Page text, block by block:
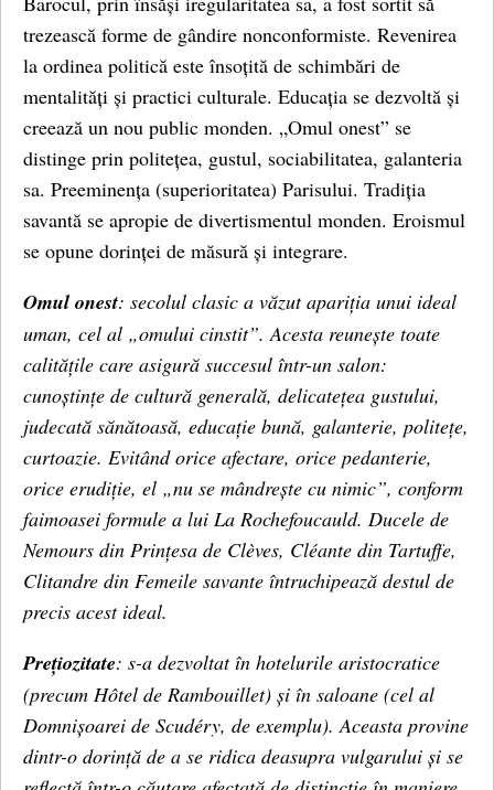
trezească forme de gândire nonconformiste. Revenirea
la ordinea politică este însoțită de schimbări de
mentalități și practici culturale. Educația se dezvoltă și
creează un nou public monden. „Omul onest” se
distinge prin politețea, gustul, sociabilitatea, galanteria
sa. Preeminența (superioritatea) Parisului. Tradiția
savantă se apropie de divertismentul monden. Eroismul
se opune dorinței de măsură și integrare.
Omul onest: secolul clasic a văzut apariția unui ideal
uman, cel al „omului cinstit”. Acesta reunește toate
calitățile care asigură succesul într-un salon:
cunoștințe de cultură generală, delicatețea gustului,
judecată sănătoasă, educație bună, galanterie, politețe,
curtoazie. Evitând orice afectare, orice pedanterie,
orice erudiție, el „nu se mândrește cu nimic”, conform
faimoasei formule a lui La Rochefoucauld. Ducele de
Nemours din Prințesa de Clèves, Cléante din Tartuffe,
Clitandre din Femeile savante întruchipează destul de
precis acest ideal.
Prețiozitate: s-a dezvoltat în hotelurile aristocratice
(precum Hôtel de Rambouillet) și în saloane (cel al
Domnișoarei de Scudéry, de exemplu). Aceasta provine
dintr-o dorință de a se ridica deasupra vulgarului și se